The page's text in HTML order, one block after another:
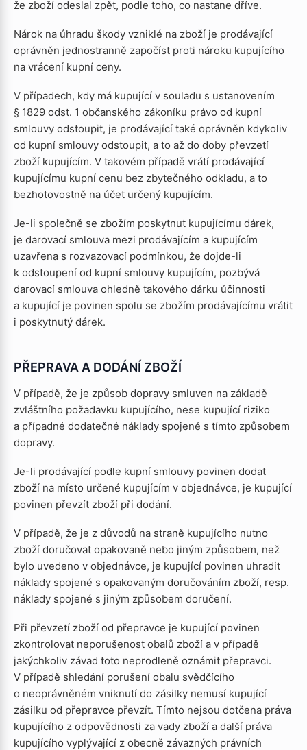
že zboží odeslal zpět, podle toho, co nastane dříve.
Nárok na úhradu škody vzniklé na zboží je prodávající
oprávněn jednostranně započíst proti nároku kupujícího
na vrácení kupní ceny.
V případech, kdy má kupující v souladu s ustanovením
§ 1829 odst. 1 občanského zákoníku právo od kupní
smlouvy odstoupit, je prodávající také oprávněn kdykoliv
od kupní smlouvy odstoupit, a to až do doby převzetí
zboží kupujícím. V takovém případě vrátí prodávající
kupujícímu kupní cenu bez zbytečného odkladu, a to
bezhotovostně na účet určený kupujícím.
Je-li společně se zbožím poskytnut kupujícímu dárek,
je darovací smlouva mezi prodávajícím a kupujícím
uzavřena s rozvazovací podmínkou, že dojde-li
k odstoupení od kupní smlouvy kupujícím, pozbývá
darovací smlouva ohledně takového dárku účinnosti
a kupující je povinen spolu se zbožím prodávajícímu vrátit
i poskytnutý dárek.
PŘEPRAVA A DODÁNÍ ZBOŽÍ
V případě, že je způsob dopravy smluven na základě
zvláštního požadavku kupujícího, nese kupující riziko
a případné dodatečné náklady spojené s tímto způsobem
dopravy.
Je-li prodávající podle kupní smlouvy povinen dodat
zboží na místo určené kupujícím v objednávce, je kupující
povinen převzít zboží při dodání.
V případě, že je z důvodů na straně kupujícího nutno
zboží doručovat opakovaně nebo jiným způsobem, než
bylo uvedeno v objednávce, je kupující povinen uhradit
náklady spojené s opakovaným doručováním zboží, resp.
náklady spojené s jiným způsobem doručení.
Při převzetí zboží od přepravce je kupující povinen
zkontrolovat neporušenost obalů zboží a v případě
jakýchkoliv závad toto neprodleně oznámit přepravci.
V případě shledání porušení obalu svědčícího
o neoprávněném vniknutí do zásilky nemusí kupující
zásilku od přepravce převzít. Tímto nejsou dotčena práva
kupujícího z odpovědnosti za vady zboží a další práva
kupujícího vyplývající z obecně závazných právních